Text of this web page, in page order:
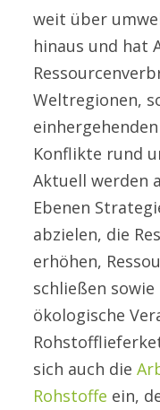
weit über
hinaus und hat
Weltregionen,
Konflikte rund
Aktuell werden
Ebenen
abzielen, die
erhöhen,
schließen
ökologische
sich auch die
Rohstoffe ein,